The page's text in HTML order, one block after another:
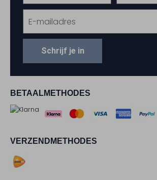
BETAALMETHODES
VERZENDMETHODES
Schrijf je in